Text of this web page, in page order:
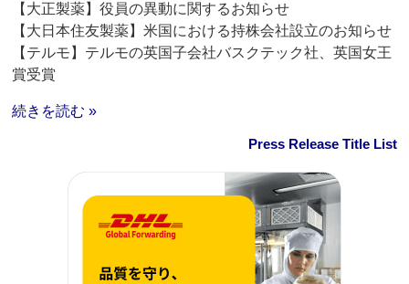
【大正製薬】役員の異動に関するお知らせ
【大日本住友製薬】米国における持株会社設立のお知らせ
【テルモ】テルモの英国子会社バスクテック社、英国女王
賞受賞
続きを読む »
Press Release Title List